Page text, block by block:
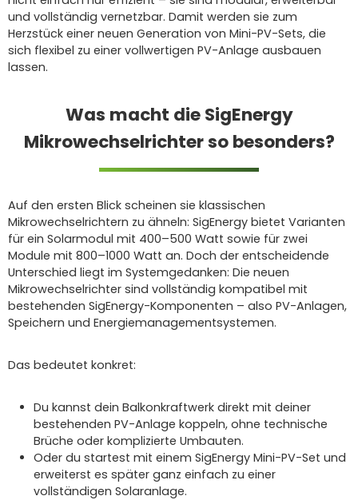
und vollständig vernetzbar. Damit werden sie zum
Herzstück einer neuen Generation von Mini-PV-Sets, die
sich flexibel zu einer vollwertigen PV-Anlage ausbauen
lassen.
Was macht die SigEnergy
Mikrowechselrichter so besonders?
Auf den ersten Blick scheinen sie klassischen
Mikrowechselrichtern zu ähneln: SigEnergy bietet Varianten
für ein Solarmodul mit 400–500 Watt sowie für zwei
Module mit 800–1000 Watt an. Doch der entscheidende
Unterschied liegt im Systemgedanken: Die neuen
Mikrowechselrichter sind vollständig kompatibel mit
bestehenden SigEnergy-Komponenten – also PV-Anlagen,
Speichern und Energiemanagementsystemen.
Das bedeutet konkret:
Du kannst dein Balkonkraftwerk direkt mit deiner
bestehenden PV-Anlage koppeln, ohne technische
Brüche oder komplizierte Umbauten.
Oder du startest mit einem SigEnergy Mini-PV-Set und
erweiterst es später ganz einfach zu einer
vollständigen Solaranlage.